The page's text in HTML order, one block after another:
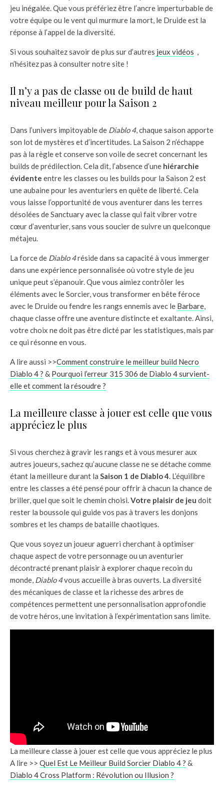
jeu inégalée. Que vous préfériez être l’ancre imperturbable de
votre équipe ou le vent qui murmure la mort, le Druide est la
réponse à l’appel de la diversité.
Si vous souhaitez savoir de plus sur d’autres jeux vidéos ,
n’hésitez pas à consulter notre site !
Il n’y a pas de classe ou de build de haut
niveau meilleur pour la Saison 2
Dans l’univers impitoyable de Diablo 4, chaque saison apporte
son lot de mystères et d’incertitudes. La Saison 2 n’échappe
pas à la règle et conserve son voile de secret concernant les
builds de prédilection. Cela dit, l’absence d’une hiérarchie
évidente entre les classes ou les builds pour la Saison 2 est
une aubaine pour les aventuriers en quête de liberté. Cela
vous laisse l’opportunité de vous aventurer dans les terres
désolées de Sanctuary avec la classe qui fait vibrer votre
cœur d’aventurier, sans vous soucier de suivre un quelconque
métajeu.
La force de Diablo 4réside dans sa capacité à vous immerger
dans une expérience personnalisée où votre style de jeu
unique peut s’épanouir. Que vous aimiez contrôler les
éléments avec le Sorcier, vous transformer en bête féroce
avec le Druide ou fendre les rangs ennemis avec le Barbare,
chaque classe offre une aventure distincte et exaltante. Ainsi,
votre choix ne doit pas être dicté par les statistiques, mais par
ce qui résonne en vous.
A lire aussi >>Comment construire le meilleur build Necro
Diablo 4 ? & Pourquoi l’erreur 315 306 de Diablo 4 survient-
elle et comment la résoudre ?
La meilleure classe à jouer est celle que vous
appréciez le plus
Si vous cherchez à gravir les rangs et à vous mesurer aux
autres joueurs, sachez qu’aucune classe ne se détache comme
étant la meilleure durant la Saison 1 de Diablo 4. L’équilibre
entre les classes a été pensé pour offrir à chacun la chance de
briller, quel que soit le chemin choisi.Votre plaisir de jeu doit
rester la boussole qui guide vos pas à travers les donjons
sombres et les champs de bataille chaotiques.
Que vous soyez un joueur aguerri cherchant à optimiser
chaque aspect de votre personnage ou un aventurier
décontracté prenant plaisir à explorer chaque recoin du
monde, Diablo 4vous accueille à bras ouverts. La diversité
des mécaniques de classe et la richesse des arbres de
compétences permettent une personnalisation approfondie
de votre héros, une invitation à l’expérimentation sans limite.
La meilleure classe à jouer est celle que vous appréciez le plus
A lire >> Quel Est Le Meilleur Build Sorcier Diablo 4 ? &
Diablo 4 Cross Platform : Révolution ou Illusion ?